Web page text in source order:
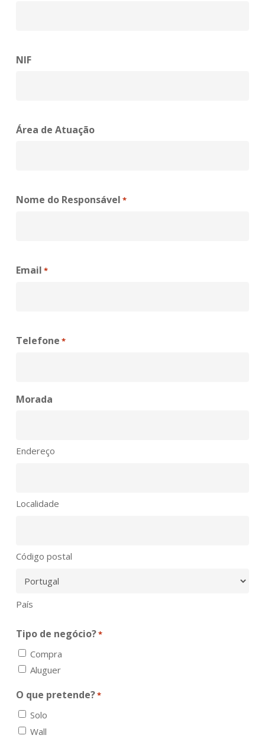
NIF
Área de Atuação
Nome do Responsável *
Email *
Telefone *
Morada
Endereço
Localidade
Código postal
País
Tipo de negócio?*
Compra
Aluguer
O que pretende?*
Solo
Wall